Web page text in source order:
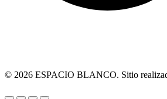
© 2026 ESPACIO BLANCO. Sitio